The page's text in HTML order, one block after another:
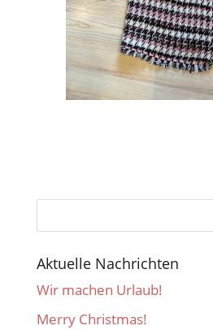
Aktuelle Nachrichten
Wir machen Urlaub!
Merry Christmas!